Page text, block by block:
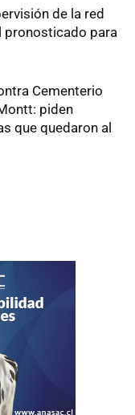
de la red
pronosticado para
Cementerio
piden
que quedaron al